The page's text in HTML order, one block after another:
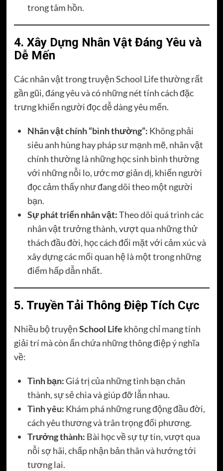
trong tâm hồn.
4. Xây Dựng Nhân Vật Đáng Yêu và
Dễ Mến
Các nhân vật trong truyện School Life thường rất
gần gũi, đáng yêu và có những nét tính cách đặc
trưng khiến người đọc dễ dàng yêu mến.
Nhân vật chính “bình thường”: Không phải
siêu anh hùng hay pháp sư mạnh mẽ, nhân vật
chính thường là những học sinh bình thường
với những nỗi lo, ước mơ giản dị, khiến người
đọc cảm thấy như đang dõi theo một người
bạn.
Sự phát triển nhân vật:Theo dõi quá trình các
nhân vật trưởng thành, vượt qua những thử
thách đầu đời, học cách đối mặt với cảm xúc và
xây dựng các mối quan hệ là một trong những
điểm hấp dẫn nhất.
5. Truyền Tải Thông Điệp Tích Cực
Nhiều bộ truyệnSchool Life không chỉ mang tính
giải trí mà còn ẩn chứa những thông điệp ý nghĩa
về:
Tình bạn:Giá trị của những tình bạn chân
thành, sự sẻ chia và giúp đỡ lẫn nhau.
Tình yêu: Khám phá những rung động đầu đời,
cách yêu thương và trân trọng đối phương.
Trưởng thành: Bài học về sự tự tin, vượt qua
nỗi sợ hãi, chấp nhận bản thân và hướng tới
tương lai.